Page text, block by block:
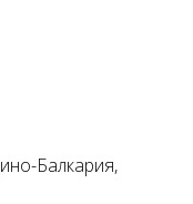
Балкария,